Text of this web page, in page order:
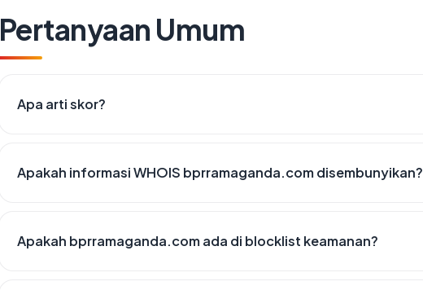
Pertanyaan Umum
Apa arti skor?
Apakah informasi WHOIS bprramaganda.com disembunyikan?
Apakah bprramaganda.com ada di blocklist keamanan?